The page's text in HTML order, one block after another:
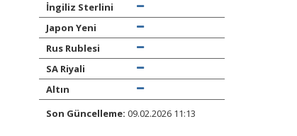
İngiliz Sterlini
Japon Yeni
Rus Rublesi
SA Riyali
Altın
Son Güncelleme: 09.02.2026 11:13